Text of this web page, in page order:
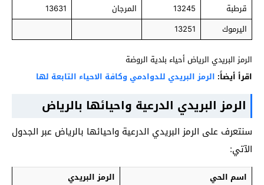
قرطبة
13245 المرجان
13631
اليرموك
13251
الرمز البريدي الرياض أحياء بلدية الروضة
اقرأ أيضاً: الرمز البريدي للدوادمي وكافة الاحياء التابعة لها
الرمز البريدي الدرعية واحيائها بالرياض
سنتعرف على الرمز البريدي الدرعية واحيائها بالرياض عبر الجدول
الآتي:
اسم الحي
الرمز البريدي